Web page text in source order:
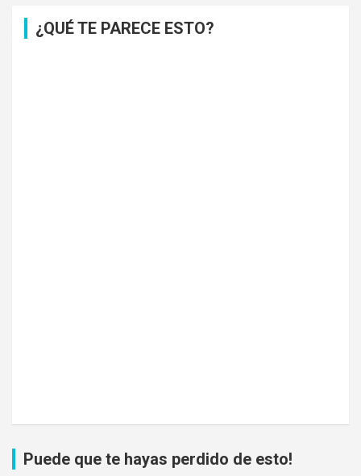
¿QUÉ TE PARECE ESTO?
Puede que te hayas perdido de esto!